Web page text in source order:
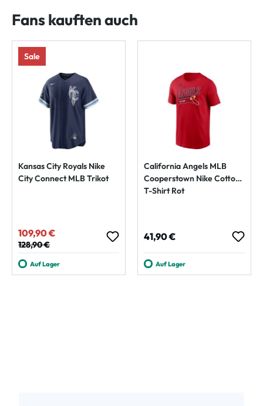
Fans kauften auch
Sale
Kansas City Royals Nike
City Connect MLB Trikot
Verkaufspreis:
109,90 €
Regulärer Preis:
128,90 €
Auf Lager
California Angels MLB
Cooperstown Nike Cotton
T-Shirt Rot
Regulärer Preis:
41,90 €
Auf Lager